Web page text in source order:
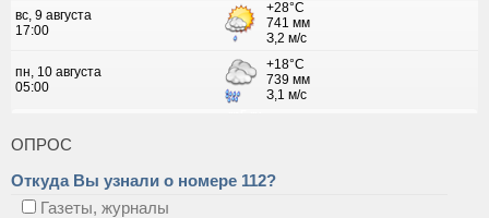
ОПРОС
Откуда Вы узнали о номере 112?
Газеты, журналы